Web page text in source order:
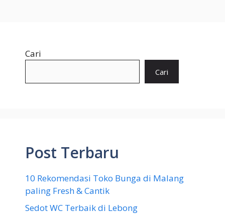
Cari
Cari
Post Terbaru
10 Rekomendasi Toko Bunga di Malang
paling Fresh & Cantik
Sedot WC Terbaik di Lebong